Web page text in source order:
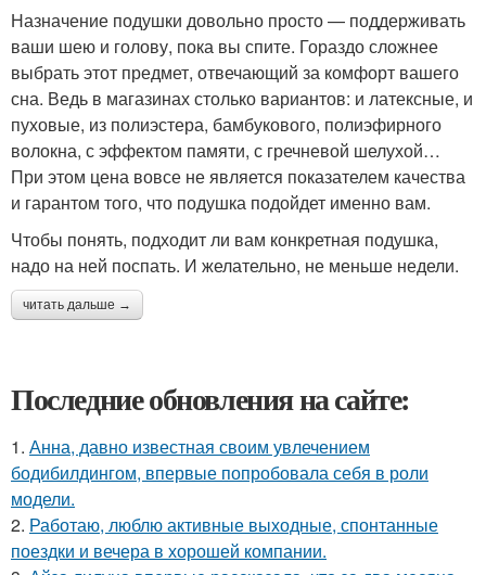
Назначение подушки довольно просто — поддерживать
ваши шею и голову, пока вы спите. Гораздо сложнее
выбрать этот предмет, отвечающий за комфорт вашего
сна. Ведь в магазинах столько вариантов: и латексные, и
пуховые, из полиэстера, бамбукового, полиэфирного
волокна, с эффектом памяти, с гречневой шелухой…
При этом цена вовсе не является показателем качества
и гарантом того, что подушка подойдет именно вам.
Чтобы понять, подходит ли вам конкретная подушка,
надо на ней поспать. И желательно, не меньше недели.
читать дальше →
Последние обновления на сайте:
1. Анна, давно известная своим увлечением
бодибилдингом, впервые попробовала себя в роли
модели.
2. Работаю, люблю активные выходные, спонтанные
поездки и вечера в хорошей компании.